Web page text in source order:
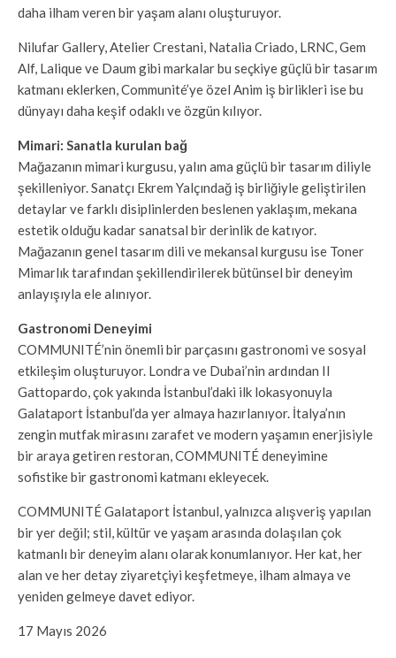
daha ilham veren bir yaşam alanı oluşturuyor.
Nilufar Gallery, Atelier Crestani, Natalia Criado, LRNC, Gem
Alf, Lalique ve Daum gibi markalar bu seçkiye güçlü bir tasarım
katmanı eklerken, Communité’ye özel Anim iş birlikleri ise bu
dünyayı daha keşif odaklı ve özgün kılıyor.
Mimari: Sanatla kurulan bağ
Mağazanın mimari kurgusu, yalın ama güçlü bir tasarım diliyle
şekilleniyor. Sanatçı Ekrem Yalçındağ iş birliğiyle geliştirilen
detaylar ve farklı disiplinlerden beslenen yaklaşım, mekana
estetik olduğu kadar sanatsal bir derinlik de katıyor.
Mağazanın genel tasarım dili ve mekansal kurgusu ise Toner
Mimarlık tarafından şekillendirilerek bütünsel bir deneyim
anlayışıyla ele alınıyor.
Gastronomi Deneyimi
COMMUNITÉ’nin önemli bir parçasını gastronomi ve sosyal
etkileşim oluşturuyor. Londra ve Dubai’nin ardından Il
Gattopardo, çok yakında İstanbul’daki ilk lokasyonuyla
Galataport İstanbul’da yer almaya hazırlanıyor. İtalya’nın
zengin mutfak mirasını zarafet ve modern yaşamın enerjisiyle
bir araya getiren restoran, COMMUNITÉ deneyimine
sofistike bir gastronomi katmanı ekleyecek.
COMMUNITÉ Galataport İstanbul, yalnızca alışveriş yapılan
bir yer değil; stil, kültür ve yaşam arasında dolaşılan çok
katmanlı bir deneyim alanı olarak konumlanıyor. Her kat, her
alan ve her detay ziyaretçiyi keşfetmeye, ilham almaya ve
yeniden gelmeye davet ediyor.
17 Mayıs 2026